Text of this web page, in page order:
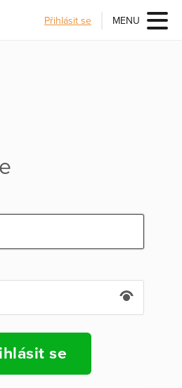
Přihlásit se MENU
se